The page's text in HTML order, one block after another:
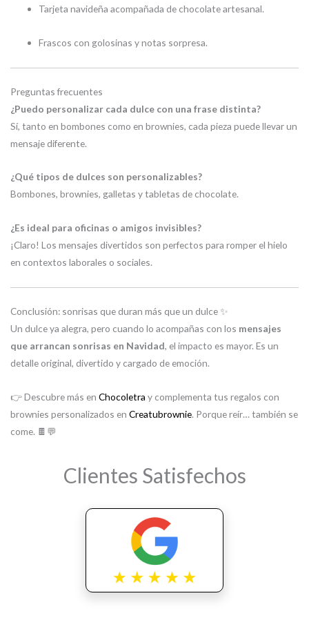
Tarjeta navideña acompañada de chocolate artesanal.
Frascos con golosinas y notas sorpresa.
Preguntas frecuentes
¿Puedo personalizar cada dulce con una frase distinta?
Sí, tanto en bombones como en brownies, cada pieza puede llevar un
mensaje diferente.
¿Qué tipos de dulces son personalizables?
Bombones, brownies, galletas y tabletas de chocolate.
¿Es ideal para oficinas o amigos invisibles?
¡Claro! Los mensajes divertidos son perfectos para romper el hielo
en contextos laborales o sociales.
Conclusión: sonrisas que duran más que un dulce ✨
Un dulce ya alegra, pero cuando lo acompañas con los mensajes
que arrancan sonrisas en Navidad, el impacto es mayor. Es un
detalle original, divertido y cargado de emoción.
👉 Descubre más en Chocoletra y complementa tus regalos con
brownies personalizados en Creatubrownie. Porque reír… también se
come. 🍫💬
Clientes Satisfechos